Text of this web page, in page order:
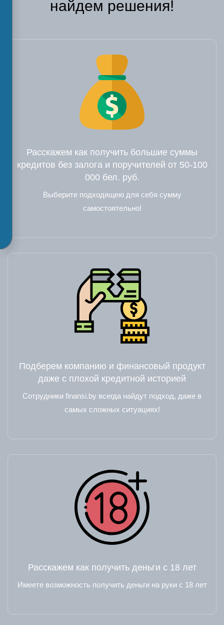
найдем решения!
Расскажем как получить большие суммы
кредитов без залога и поручителей от 50-100
000 бел. руб.
Выберите подходящею для себя сумму
самостоятельно!
Подберем компанию и финансовый продукт
даже с плохой кредитной историей
Сотрудники finansi.by всегда найдут подход, даже в
самых сложных ситуациях!
Расскажем как получить деньги с 18 лет
Имеете возможность получить деньги на руки с 18 лет